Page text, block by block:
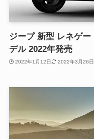
ジープ 新型 レネゲ
デル 2022年発売
2022年1月12日 2022年3月26日